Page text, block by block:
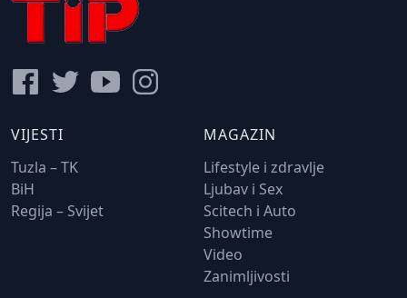
VIJESTI
Tuzla – TK
BiH
Regija – Svijet
MAGAZIN
Lifestyle i zdravlje
Ljubav i Sex
Scitech i Auto
Showtime
Video
Zanimljivosti